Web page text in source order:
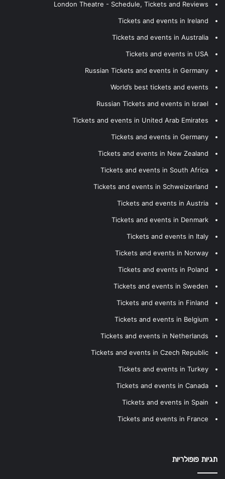
London Theatre - Schedule, Tickets and Reviews
Tickets and events in Ireland
Tickets and events in Australia
Tickets and events in USA
Russian Tickets and events in Germany
World’s best tickets and events
Russian Tickets and events in Israel
Tickets and events in United Arab Emirates
Tickets and events in Germany
Tickets and events in New Zealand
Tickets and events in South Africa
Tickets and events in Schweizerland
Tickets and events in Austria
Tickets and events in Denmark
Tickets and events in Italy
Tickets and events in Norway
Tickets and events in Poland
Tickets and events in Sweden
Tickets and events in Finland
Tickets and events in Belgium
Tickets and events in Netherlands
Tickets and events in Czech Republic
Tickets and events in Turkey
Tickets and events in Canada
Tickets and events in Spain
Tickets and events in France
תגיות פופולריות